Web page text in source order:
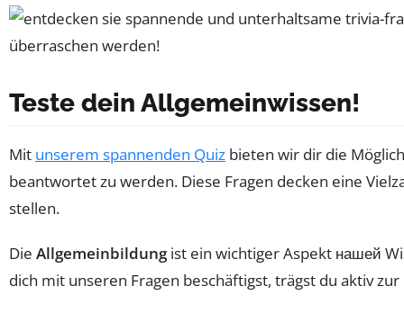
Teste dein Allgemeinwissen!
Mit unserem spannenden Quiz bieten wir dir die
beantwortet zu werden. Diese Fragen decken eine
stellen.
Die Allgemeinbildungist ein wichtiger Aspekt нашей
dich mit unseren Fragen beschäftigst, trägst du aktiv